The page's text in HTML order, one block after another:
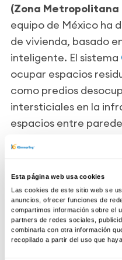
Esta página web usa cookies
Las cookies de este sitio web se
anuncios, ofrecer funciones de
compartimos información sobre el
partners de redes sociales,
combinarla con otra información
recopilado a partir del uso que
(Zona Metropolitana
equipo de México ha
de vivienda, basado
inteligente. El sistema
ocupar espacios
como predios
intersticiales en la
espacios entre
edificios existentes
Para asegurar el
vivienda, el equipo
cerramientos doble
de PVC